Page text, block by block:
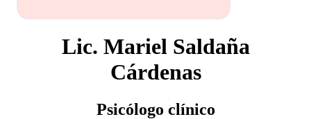
Lic. Mariel Saldaña
Cárdenas
Psicólogo clínico